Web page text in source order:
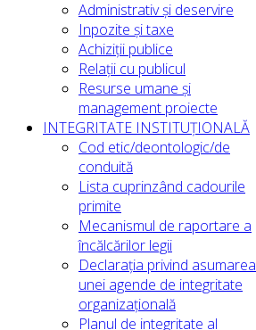
Administrativ și deservire
Inpozite și taxe
Achiziții publice
Relații cu publicul
Resurse umane și
management proiecte
INTEGRITATE INSTITUȚIONALĂ
Cod etic/deontologic/de
conduită
Lista cuprinzând cadourile
primite
Mecanismul de raportare a
încălcărilor legii
Declarația privind asumarea
unei agende de integritate
organizațională
Planul de integritate al